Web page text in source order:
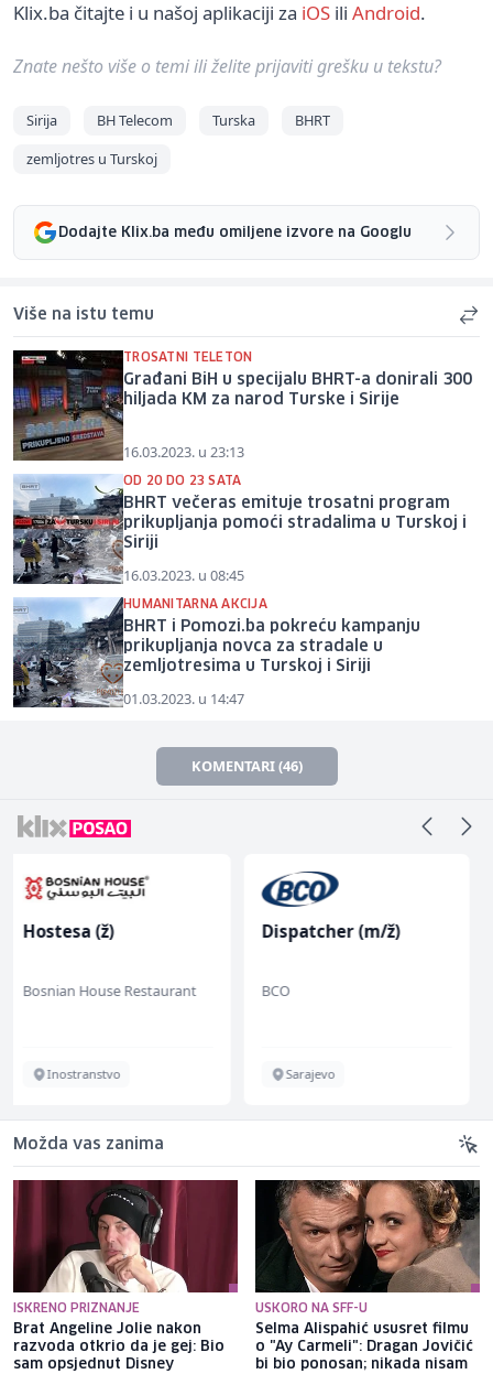
Klix.ba čitajte i u našoj aplikaciji za iOS ili Android.
Znate nešto više o temi ili želite prijaviti grešku u tekstu?
Sirija BH Telecom Turska
BHRT
zemljotres u Turskoj
Dodajte Klix.ba među omiljene izvore na Googlu
Više na istu temu
TROSATNI TELETON
Građani BiH u specijalu BHRT-a donirali 300
hiljada KM za narod Turske i Sirije
16.03.2023. u 23:13
OD 20 DO 23 SATA
BHRT večeras emituje trosatni program
prikupljanja pomoći stradalima u Turskoj i
Siriji
16.03.2023. u 08:45
HUMANITARNA AKCIJA
BHRT i Pomozi.ba pokreću kampanju
prikupljanja novca za stradale u
zemljotresima u Turskoj i Siriji
01.03.2023. u 14:47
KOMENTARI (46)
Dispatcher (m/ž)
BCO
Sarajevo
Prodavač u školskoj
Slatko i Slano
Više lokacija
Možda vas zanima
ISKRENO PRIZNANJE
Brat Angeline Jolie nakon
razvoda otkrio da je gej: Bio
sam opsjednut Disney
USKORO NA SFF-U
Selma Alispahić ususret filmu
o "Ay Carmeli": Dragan Jovičić
bi bio ponosan; nikada nisam